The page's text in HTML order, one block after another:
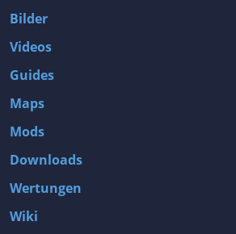
Bilder
Videos
Guides
Maps
Mods
Downloads
Wertungen
Wiki